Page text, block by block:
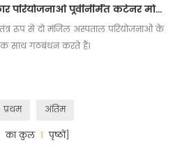
तेजी से विधानसभा सरकार परियोजनाओं पूर्वनिर्मित कंटेनर मोबाइल क्लिनिक अस्पताल घर
रूप से दो मंजिल अस्पताल परियोजनाओं के
साथ गठबंधन करते हैं।
प्रथम
अंतिम
का कुल 1 पृष्ठों]